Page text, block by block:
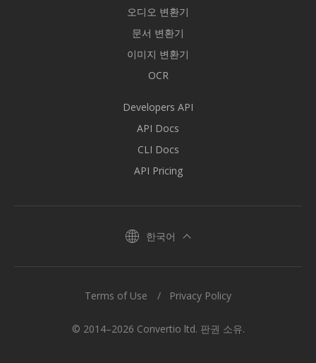
오디오 변환기
문서 변환기
이미지 변환기
OCR
Developers API
API Docs
CLI Docs
API Pricing
한국어
© 2014–2026 Convertio ltd. 판권 소유.
Terms of Use Privacy Policy